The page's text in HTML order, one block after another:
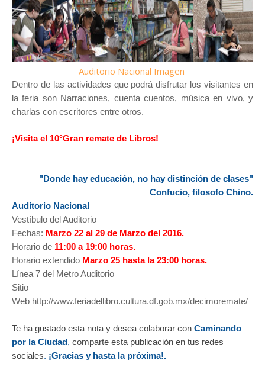
Auditorio Nacional Imagen
Dentro de las actividades que podrá disfrutar los visitantes en
la feria son Narraciones, cuenta cuentos, música en vivo, y
charlas con escritores entre otros.
¡Visita el 10°Gran remate de Libros!
"Donde hay educación, no hay distinción de clases"
Confucio, filosofo Chino.
Auditorio Nacional
Vestíbulo del Auditorio
Fechas: Marzo 22 al 29 de Marzo del 2016.
Horario de 11:00 a 19:00 horas.
Horario extendido Marzo 25 hasta la 23:00 horas.
Línea 7 del Metro Auditorio
Sitio
Web http://www.feriadellibro.cultura.df.gob.mx/decimoremate/
Te ha gustado esta nota y desea colaborar con Caminando
por la Ciudad, comparte esta publicación en tus redes
sociales. ¡Gracias y hasta la próxima!.